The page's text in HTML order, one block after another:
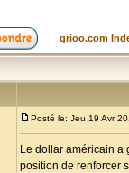
grioo.com
Posté le: Jeu 19 Avr
Le dollar américain a
position de renforcer